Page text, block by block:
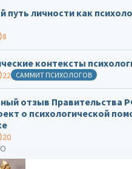
путь личности как
8
контексты
22 САММИТ ПСИХОЛОГОВ
отзыв Правительства
о психологической
20